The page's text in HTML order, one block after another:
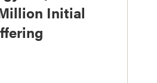
Initial